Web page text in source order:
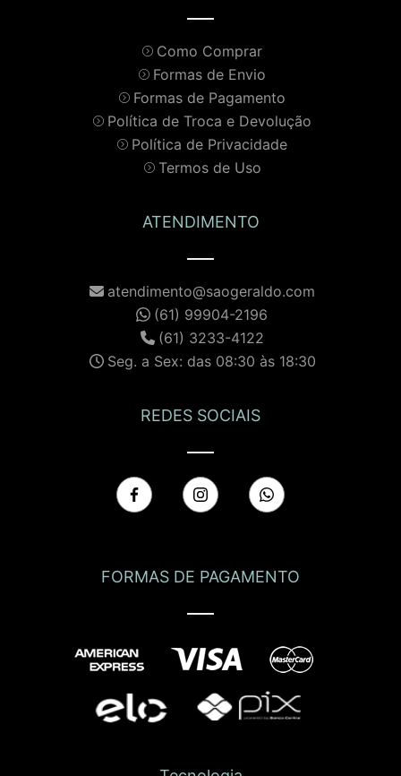
Como Comprar
Formas de Envio
Formas de Pagamento
Política de Troca e Devolução
Política de Privacidade
Termos de Uso
ATENDIMENTO
atendimento@saogeraldo.com
(61) 99904-2196
(61) 3233-4122
Seg. a Sex: das 08:30 às 18:30
REDES SOCIAIS
FORMAS DE PAGAMENTO